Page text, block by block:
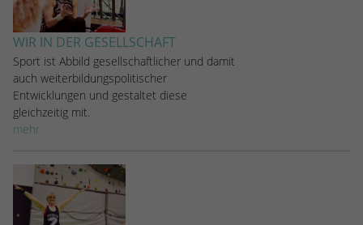
WIR IN DER GESELLSCHAFT
Sport ist Abbild gesellschaftlicher und damit
auch weiterbildungspolitischer
Entwicklungen und gestaltet diese
gleichzeitig mit.
mehr
stammen, und die Seiten in anonymisierter
Form.
Name _dc_gtm_UA-53600496-1
Anbieter
Zweck
Dieser Cookie identifiziert die Besucher
nach Alter, Geschlecht oder Interessen
und nutzt dazu den DoubleClick des